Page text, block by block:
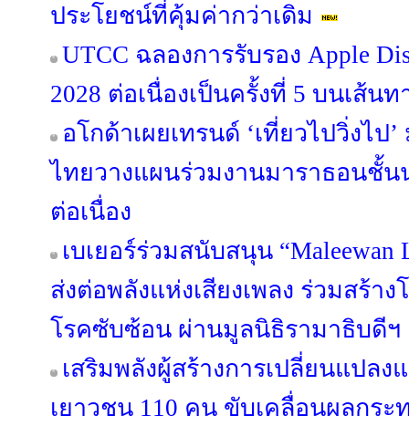
ประโยชน์ที่คุ้มค่ากว่าเดิม
UTCC ฉลองการรับรอง Apple
2028 ต่อเนื่องเป็นครั้งที่ 5 บนเส้นท
อโกด้าเผยเทรนด์ ‘เที่ยวไปวิ่งไป
ไทยวางแผนร่วมงานมาราธอนชั้น
ต่อเนื่อง
เบเยอร์ร่วมสนับสนุน “Maleewan
ส่งต่อพลังแห่งเสียงเพลง ร่วมสร้า
โรคซับซ้อน ผ่านมูลนิธิรามาธิบดีฯ
เสริมพลังผู้สร้างการเปลี่ยนแปล
เยาวชน 110 คน ขับเคลื่อนผลกร